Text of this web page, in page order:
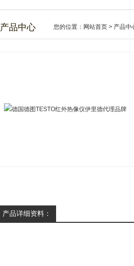
产品中心 您的位置： 网站首页 > 产品中
产品详细资料：